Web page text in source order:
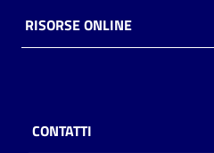
storico
per
RISORSE ONLINE
CONTATTI